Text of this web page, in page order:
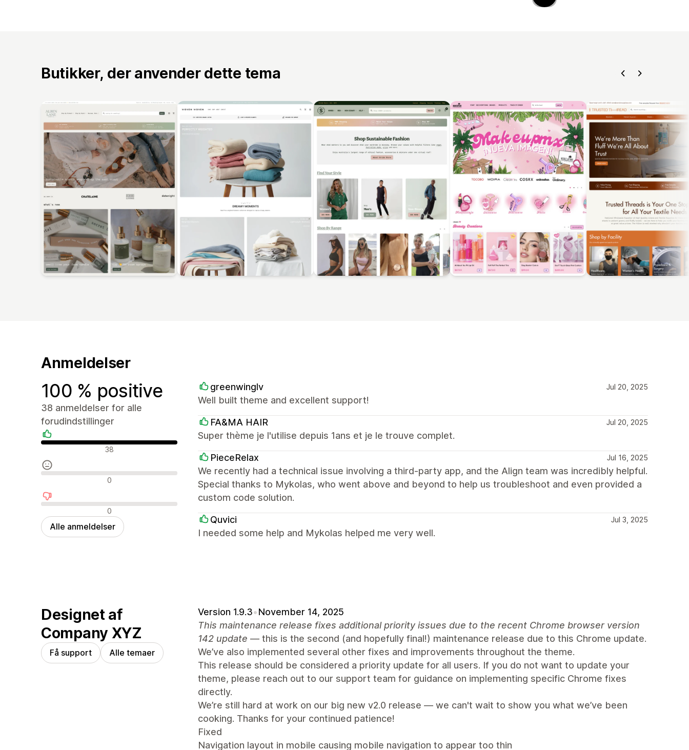
Butikker, der anvender dette tema
Anmeldelser
100 % positive
38 anmeldelser for alle
forudindstillinger
Positive anmeldelser
38
Neutrale anmeldelser
0
Negative anmeldelser
0
Alle anmeldelser
greenwinglv Jul 20, 2025
Well built theme and excellent support!
FA&MA HAIR Jul 20, 2025
Super thème je l'utilise depuis 1ans et je le trouve complet.
PieceRelax Jul 16, 2025
We recently had a technical issue involving a third-party app, and the Align team was incredibly helpful.
Special thanks to Mykolas, who went above and beyond to help us troubleshoot and even provided a
custom code solution.
Quvici Jul 3, 2025
I needed some help and Mykolas helped me very well.
Designet af
Company XYZ
Få support Alle temaer
Version 1.9.3•November 14, 2025
This maintenance release fixes additional priority issues due to the recent Chrome browser version
142 update — this is the second (and hopefully final!) maintenance release due to this Chrome update.
We’ve also implemented several other fixes and improvements throughout the theme.
This release should be considered a priority update for all users. If you do not want to update your
theme, please reach out to our support team for guidance on implementing specific Chrome fixes
directly.
We’re still hard at work on our big new v2.0 release — we can't wait to show you what we’ve been
cooking. Thanks for your continued patience!
Fixed
Navigation layout in mobile causing mobile navigation to appear too thin